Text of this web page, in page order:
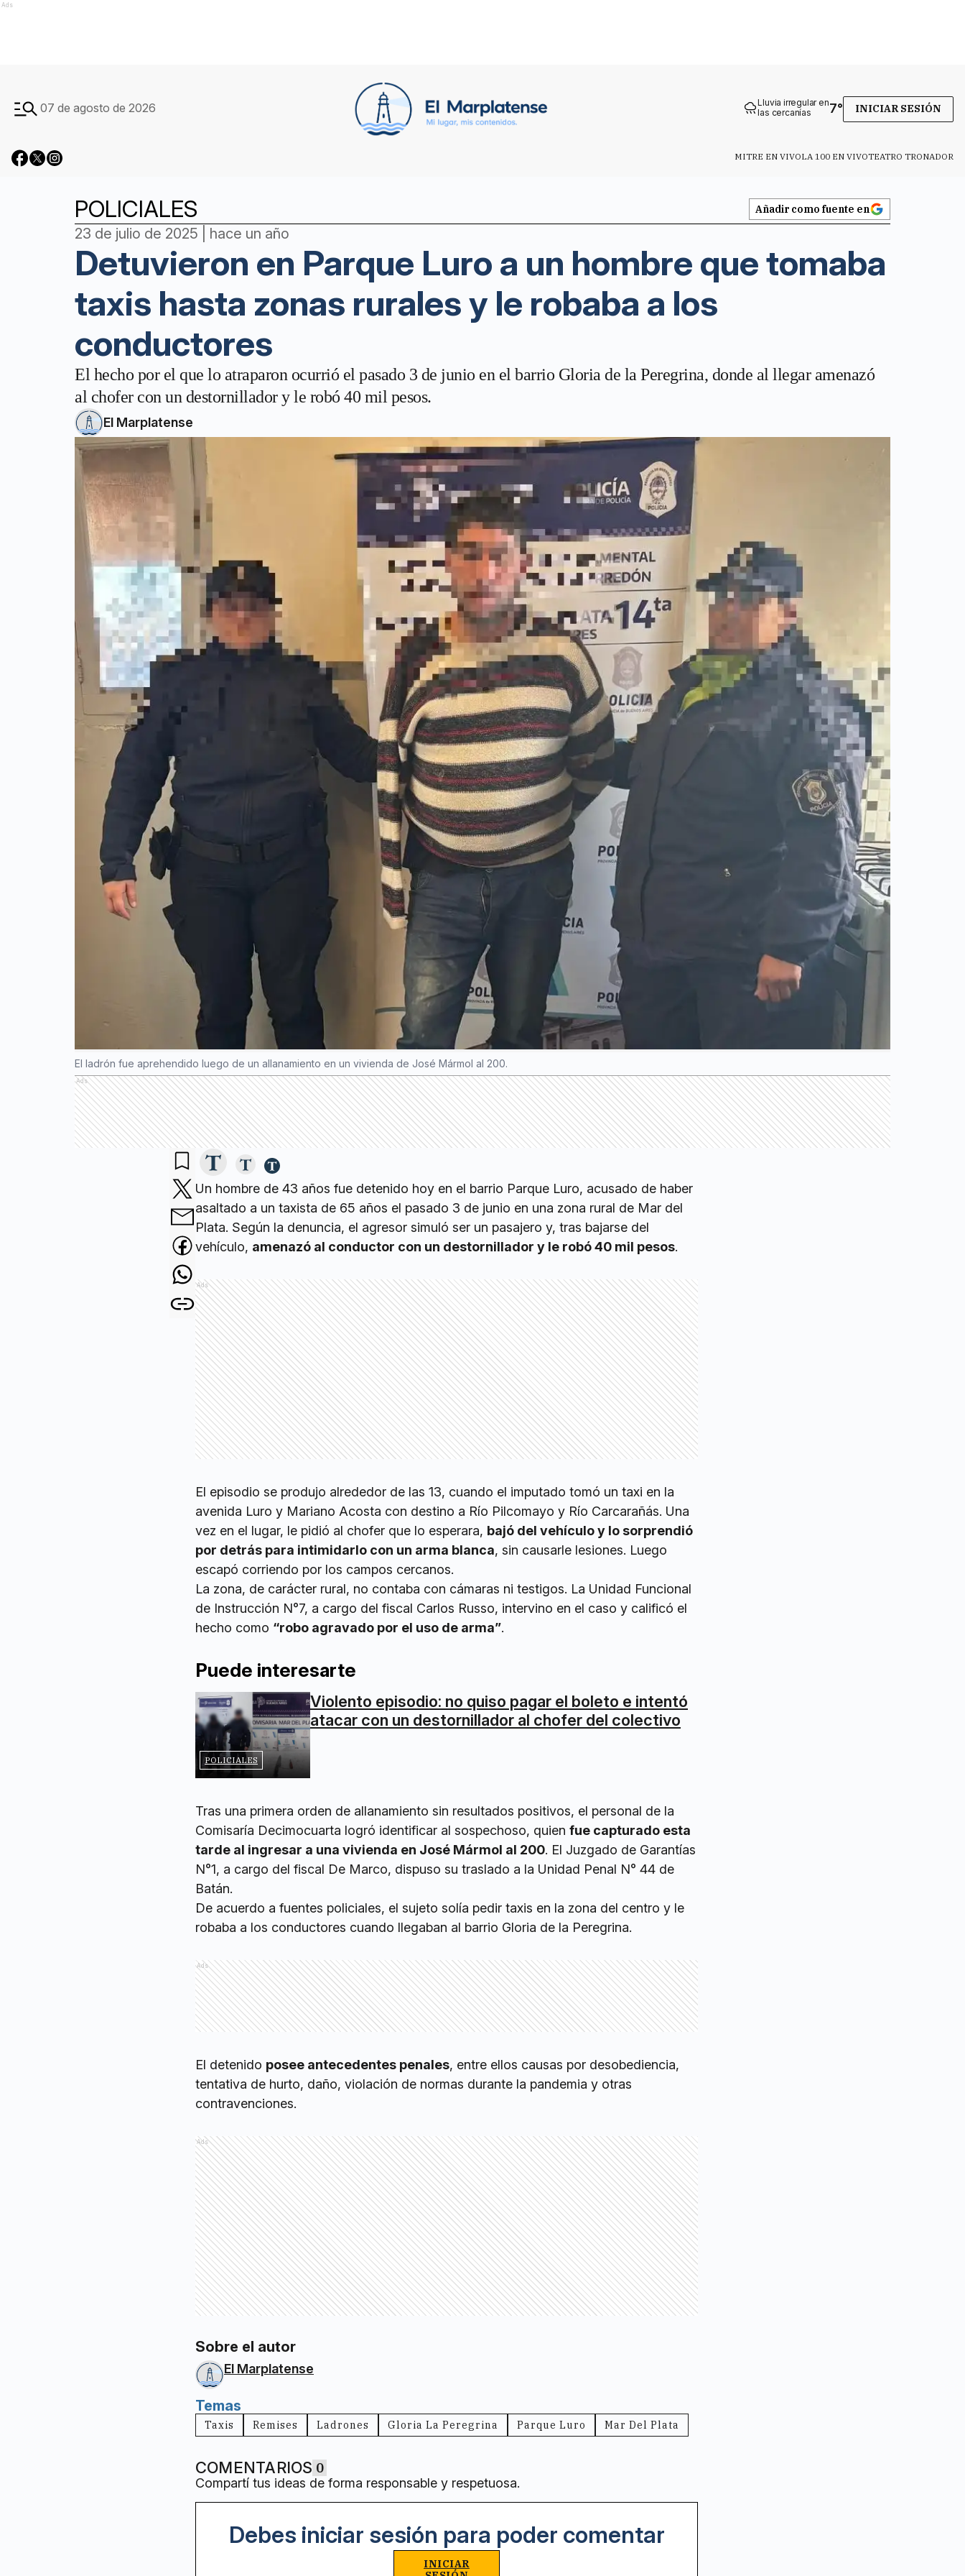
Ads
07 de agosto de 2026
Lluvia irregular en
las cercanías
7° INICIAR SESIÓN
MITRE EN VIVOLA 100 EN VIVOTEATRO TRONADOR
POLICIALES Añadir como fuente en
23 de julio de 2025 | hace un año
Detuvieron en Parque Luro a un hombre que tomaba
taxis hasta zonas rurales y le robaba a los
conductores
El hecho por el que lo atraparon ocurrió el pasado 3 de junio en el barrio Gloria de la Peregrina, donde al llegar amenazó
al chofer con un destornillador y le robó 40 mil pesos.
El Marplatense
El ladrón fue aprehendido luego de un allanamiento en un vivienda de José Mármol al 200.
Ads
Un hombre de 43 años fue detenido hoy en el barrio Parque Luro, acusado de haber
asaltado a un taxista de 65 años el pasado 3 de junio en una zona rural de Mar del
Plata. Según la denuncia, el agresor simuló ser un pasajero y, tras bajarse del
vehículo, amenazó al conductor con un destornillador y le robó 40 mil pesos.
Ads
El episodio se produjo alrededor de las 13, cuando el imputado tomó un taxi en la
avenida Luro y Mariano Acosta con destino a Río Pilcomayo y Río Carcarañás. Una
vez en el lugar, le pidió al chofer que lo esperara, bajó del vehículo y lo sorprendió
por detrás para intimidarlo con un arma blanca, sin causarle lesiones. Luego
escapó corriendo por los campos cercanos.
La zona, de carácter rural, no contaba con cámaras ni testigos. La Unidad Funcional
de Instrucción N°7, a cargo del fiscal Carlos Russo, intervino en el caso y calificó el
hecho como “robo agravado por el uso de arma”.
Puede interesarte
POLICIALES
Violento episodio: no quiso pagar el boleto e intentó
atacar con un destornillador al chofer del colectivo
Tras una primera orden de allanamiento sin resultados positivos, el personal de la
Comisaría Decimocuarta logró identificar al sospechoso, quien fue capturado esta
tarde al ingresar a una vivienda en José Mármol al 200. El Juzgado de Garantías
N°1, a cargo del fiscal De Marco, dispuso su traslado a la Unidad Penal N° 44 de
Batán.
De acuerdo a fuentes policiales, el sujeto solía pedir taxis en la zona del centro y le
robaba a los conductores cuando llegaban al barrio Gloria de la Peregrina.
Ads
El detenido posee antecedentes penales, entre ellos causas por desobediencia,
tentativa de hurto, daño, violación de normas durante la pandemia y otras
contravenciones.
Ads
Sobre el autor
El Marplatense
Temas
Taxis Remises Ladrones Gloria La Peregrina Parque Luro Mar Del Plata
COMENTARIOS 0
Compartí tus ideas de forma responsable y respetuosa.
Debes iniciar sesión para poder comentar
INICIAR